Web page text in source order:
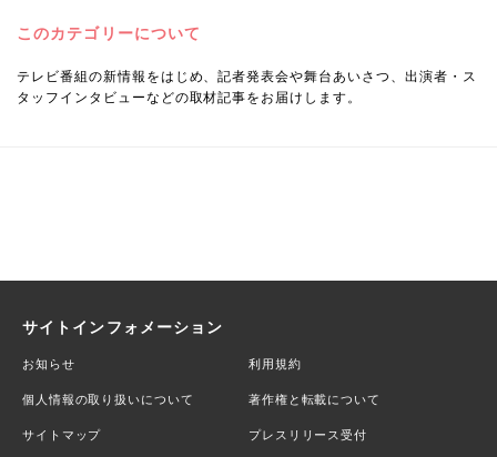
このカテゴリーについて
テレビ番組の新情報をはじめ、記者発表会や舞台あいさつ、出演者・ス
タッフインタビューなどの取材記事をお届けします。
サイトインフォメーション
お知らせ 利用規約
個人情報の取り扱いについて 著作権と転載について
サイトマップ プレスリリース受付